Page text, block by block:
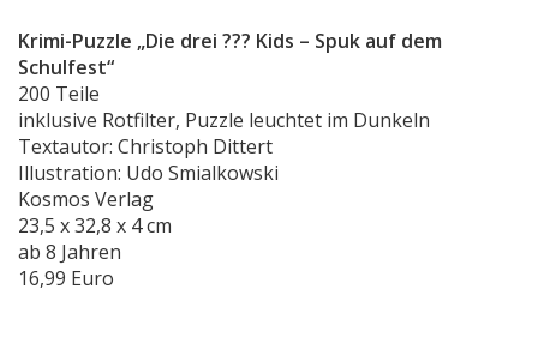
Krimi-Puzzle „Die drei ??? Kids – Spuk auf dem
Schulfest“
200 Teile
inklusive Rotfilter, Puzzle leuchtet im Dunkeln
Textautor: Christoph Dittert
Illustration: Udo Smialkowski
Kosmos Verlag
23,5 x 32,8 x 4 cm
ab 8 Jahren
16,99 Euro